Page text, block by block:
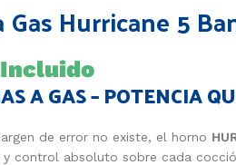
Hurricane 5
A GAS – POTENCIA
de error no existe, el horno
control absoluto sobre cada